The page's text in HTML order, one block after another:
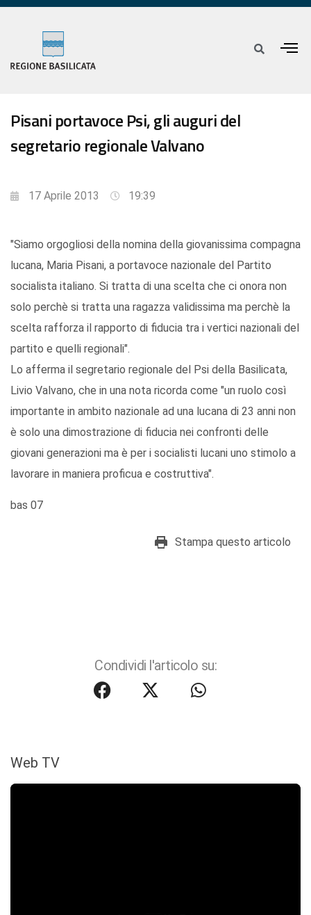
Pisani portavoce Psi, gli auguri del
segretario regionale Valvano
17 Aprile 2013 19:39
"Siamo orgogliosi della nomina della giovanissima compagna
lucana, Maria Pisani, a portavoce nazionale del Partito
socialista italiano. Si tratta di una scelta che ci onora non
solo perchè si tratta una ragazza validissima ma perchè la
scelta rafforza il rapporto di fiducia tra i vertici nazionali del
partito e quelli regionali".
Lo afferma il segretario regionale del Psi della Basilicata,
Livio Valvano, che in una nota ricorda come "un ruolo così
importante in ambito nazionale ad una lucana di 23 anni non
è solo una dimostrazione di fiducia nei confronti delle
giovani generazioni ma è per i socialisti lucani uno stimolo a
lavorare in maniera proficua e costruttiva".
bas 07
Stampa questo articolo
Condividi l'articolo su:
Web TV